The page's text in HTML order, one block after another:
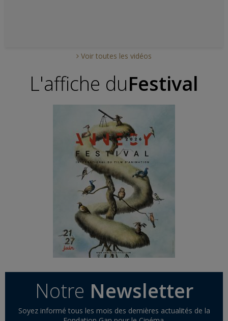
Voir toutes les vidéos
L'affiche duFestival
Notre Newsletter
Soyez informé tous les mois des dernières actualités de la